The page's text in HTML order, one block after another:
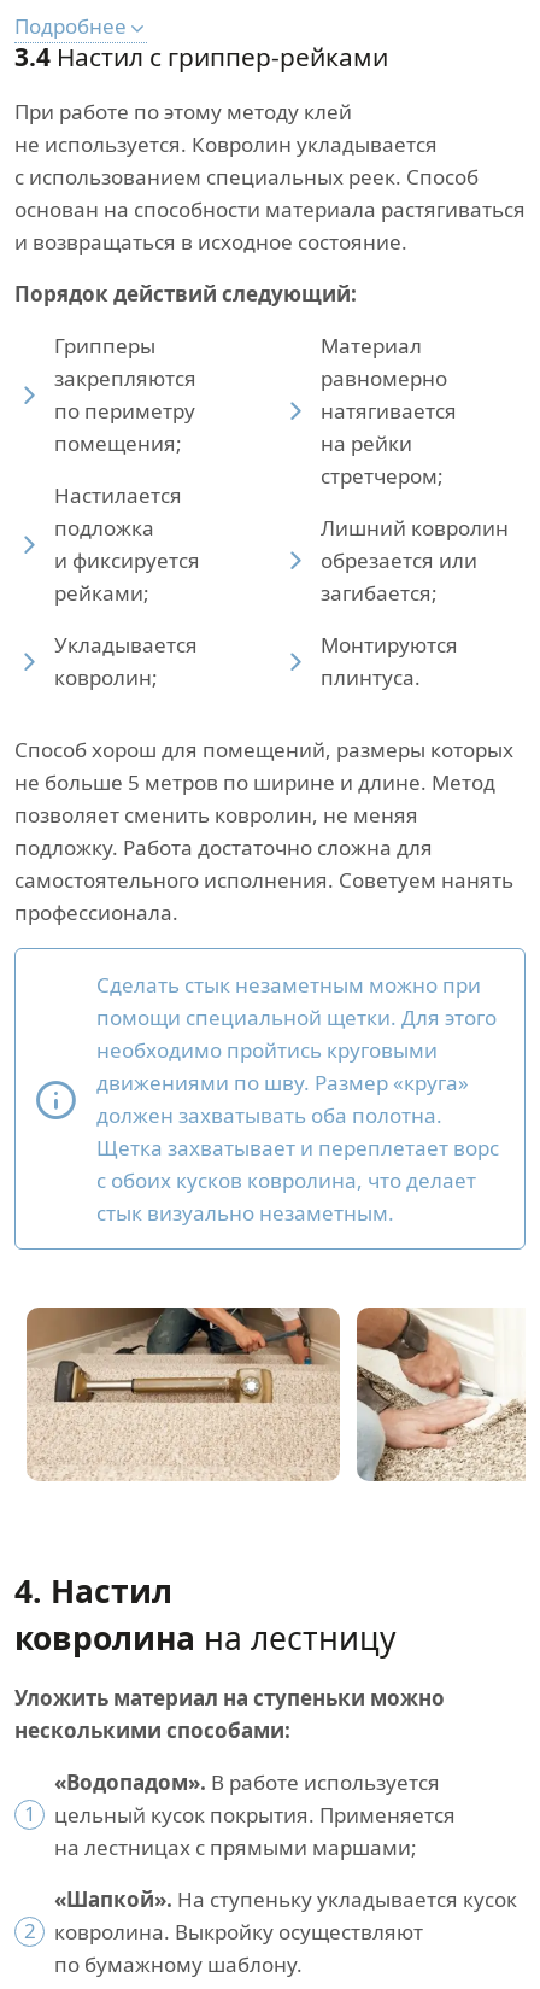
Подробнее
3.4 Настил с гриппер-рейками
При работе по этому методу клей
не используется. Ковролин укладывается
с использованием специальных реек. Способ
основан на способности материала растягиваться
и возвращаться в исходное состояние.
Порядок действий следующий:
Грипперы
закрепляются
по периметру
помещения;
Настилается
подложка
и фиксируется
рейками;
Укладывается
ковролин;
Материал
равномерно
натягивается
на рейки
стретчером;
Лишний ковролин
обрезается или
загибается;
Монтируются
плинтуса.
Способ хорош для помещений, размеры которых
не больше 5 метров по ширине и длине. Метод
позволяет сменить ковролин, не меняя
подложку. Работа достаточно сложна для
самостоятельного исполнения. Советуем нанять
профессионала.
Сделать стык незаметным можно при
помощи специальной щетки. Для этого
необходимо пройтись круговыми
движениями по шву. Размер «круга»
должен захватывать оба полотна.
Щетка захватывает и переплетает ворс
с обоих кусков ковролина, что делает
стык визуально незаметным.
4. Настил
ковролина на лестницу
Уложить материал на ступеньки можно
несколькими способами:
1
«Водопадом». В работе используется
цельный кусок покрытия. Применяется
на лестницах с прямыми маршами;
2
«Шапкой». На ступеньку укладывается кусок
ковролина. Выкройку осуществляют
по бумажному шаблону.